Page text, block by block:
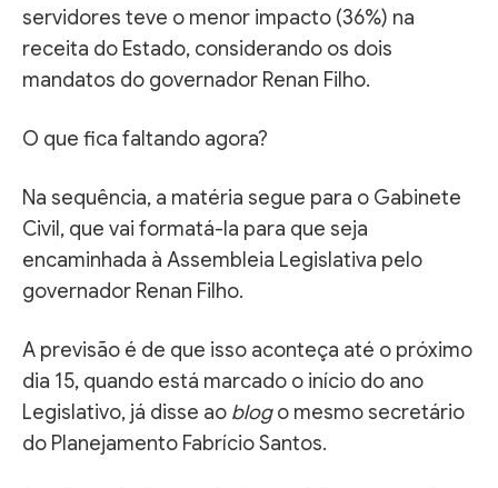
servidores teve o menor impacto (36%) na
receita do Estado, considerando os dois
mandatos do governador Renan Filho.
O que fica faltando agora?
Na sequência, a matéria segue para o Gabinete
Civil, que vai formatá-la para que seja
encaminhada à Assembleia Legislativa pelo
governador Renan Filho.
A previsão é de que isso aconteça até o próximo
dia 15, quando está marcado o início do ano
Legislativo, já disse ao blogo mesmo secretário
do Planejamento Fabrício Santos.